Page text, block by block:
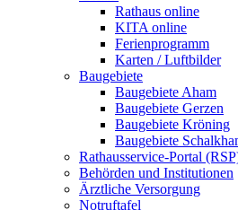
Rathaus online
KITA online
Ferienprogramm
Karten / Luftbilder
Baugebiete
Baugebiete Aham
Baugebiete Gerzen
Baugebiete Kröning
Baugebiete
Rathausservice-Portal
Behörden und Institutionen
Ärztliche Versorgung
Notruftafel